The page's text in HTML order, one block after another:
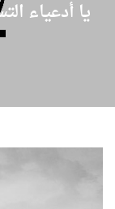
يا أدعياء